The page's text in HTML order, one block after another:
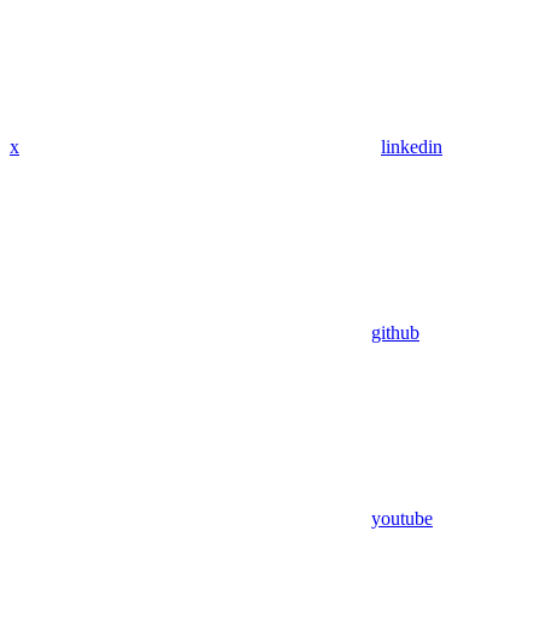
x linkedin
github
youtube